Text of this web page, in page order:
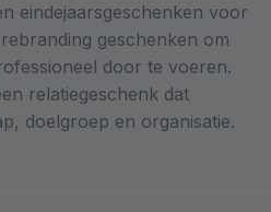
eindejaarsgeschenken voor
geschenken om
door te voeren.
relatiegeschenk dat
doelgroep en organisatie.